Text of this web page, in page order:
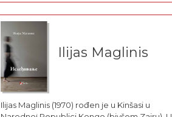
Ilijas Maglinis
Iliјas Maglinis (1970) rođen јe u Kinšasi u